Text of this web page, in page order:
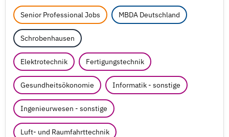
Senior Professional Jobs MBDA Deutschland
Schrobenhausen
Elektrotechnik Fertigungstechnik
Gesundheitsökonomie Informatik - sonstige
Ingenieurwesen - sonstige
Luft- und Raumfahrttechnik